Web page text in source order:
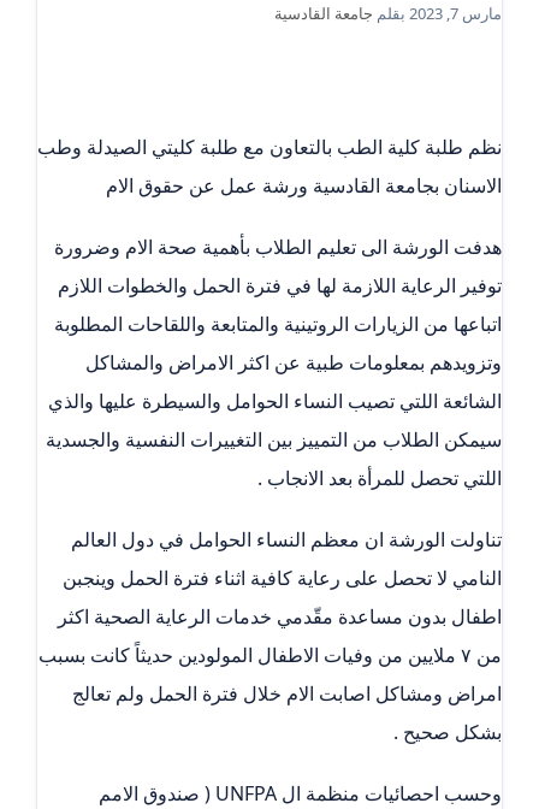
مارس 7, 2023 بقلم جامعة القادسية
نظم طلبة كلية الطب بالتعاون مع طلبة كليتي الصيدلة وطب
الاسنان بجامعة القادسية ورشة عمل عن حقوق الام
هدفت الورشة الى تعليم الطلاب بأهمية صحة الام وضرورة
توفير الرعاية اللازمة لها في فترة الحمل والخطوات اللازم
اتباعها من الزيارات الروتينية والمتابعة واللقاحات المطلوبة
وتزويدهم بمعلومات طبية عن اكثر الامراض والمشاكل
الشائعة اللتي تصيب النساء الحوامل والسيطرة عليها والذي
سيمكن الطلاب من التمييز بين التغييرات النفسية والجسدية
اللتي تحصل للمرأة بعد الانجاب .
تناولت الورشة ان معظم النساء الحوامل في دول العالم
النامي لا تحصل على رعاية كافية اثناء فترة الحمل وينجبن
اطفال بدون مساعدة مقّدمي خدمات الرعاية الصحية اكثر
من ٧ ملايين من وفيات الاطفال المولودين حديثاً كانت بسبب
امراض ومشاكل اصابت الام خلال فترة الحمل ولم تعالج
بشكل صحيح .
وحسب احصائيات منظمة ال UNFPA ( صندوق الامم